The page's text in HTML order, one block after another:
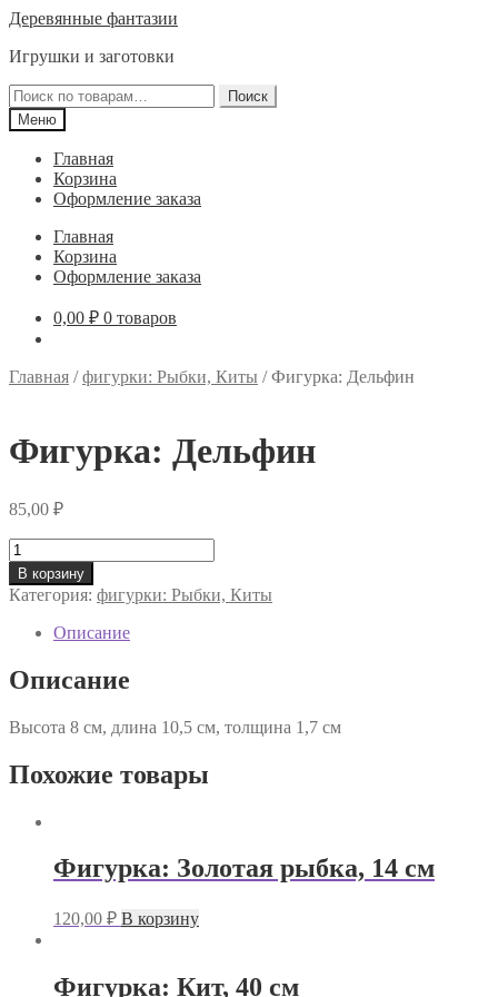
Перейти
навигации
Перейти
содержимому
Деревянные фантазии
Игрушки и заготовки
Искать:
Поиск
Меню
Главная
Корзина
Оформление заказа
Главная
Корзина
Оформление заказа
0,00 ₽ 0 товаров
Главная /фигурки: Рыбки, Киты /Фигурка: Дельфин
Фигурка: Дельфин
85,00 ₽
Количество
товара
Фигурка:
Дельфин
В корзину
Категория: фигурки: Рыбки, Киты
Описание
Описание
Высота 8 см, длина 10,5 см, толщина 1,7 см
Похожие товары
Фигурка: Золотая рыбка, 14 см
120,00 ₽ В корзину
Фигурка: Кит, 40 см